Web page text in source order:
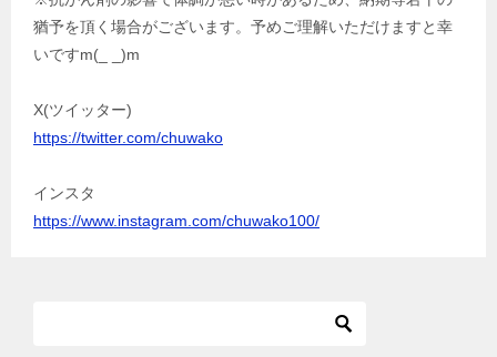
猶予を頂く場合がございます。予めご理解いただけますと幸
いですm(_ _)m
X(ツイッター)
https://twitter.com/chuwako
インスタ
https://www.instagram.com/chuwako100/